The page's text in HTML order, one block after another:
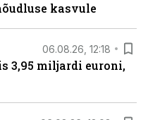
kasvule
06.08.26, 12:18
3,95 miljardi euroni,